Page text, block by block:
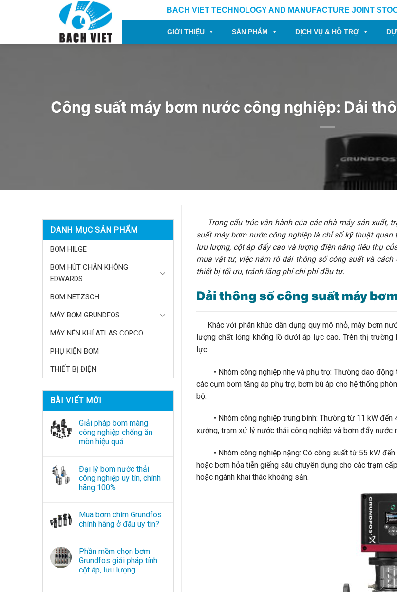
dung
BACH VIET TECHNOLOGY AND MANUFACTURE JOINT
GIỚI THIỆU SẢN PHẨM DỊCH VỤ & HỖ TRỢ
Công suất máy bơm nước công nghiệp: Dải
DANH MỤC SẢN PHẨM
BƠM HILGE
BƠM HÚT CHÂN KHÔNG
EDWARDS
BƠM NETZSCH
MÁY BƠM GRUNDFOS
MÁY NÉN KHÍ ATLAS COPCO
PHỤ KIỆN BƠM
THIẾT BỊ ĐIỆN
BÀI VIẾT MỚI
Giải pháp bơm màng
công nghiệp chống ăn
mòn hiệu quả
Đại lý bơm nước thải
công nghiệp uy tín, chính
hãng 100%
Mua bơm chìm Grundfos
chính hãng ở đâu uy tín?
Phần mềm chọn bơm
Grundfos giải pháp tính
cột áp, lưu lượng
Trong cấu trúc vận hành của các nhà máy sản xuất,
suất máy bơm nước công nghiệp là chỉ số kỹ thuật
lưu lượng, cột áp đẩy cao và lượng điện năng tiêu thụ
mua vật tư, việc nắm rõ dải thông số công suất và
thiết bị tối ưu, tránh lãng phí chi phí đầu tư.
Dải thông số công suất máy
Khác với phân khúc dân dụng quy mô nhỏ, máy bơm
lượng chất lỏng khổng lồ dưới áp lực cao. Trên thị
lực:
• Nhóm công nghiệp nhẹ và phụ trợ: Thường dao động
các cụm bơm tăng áp phụ trợ, bơm bù áp cho hệ thống
bộ.
• Nhóm công nghiệp trung bình: Thường từ 11 kW đến
xưởng, trạm xử lý nước thải công nghiệp và bơm đẩy nước
• Nhóm công nghiệp nặng: Có công suất từ 55 kW đến
hoặc bơm hỏa tiễn giếng sâu chuyên dụng cho các trạm
hoặc ngành khai thác khoáng sản.